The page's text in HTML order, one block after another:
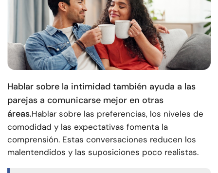
Hablar sobre la intimidad también ayuda a las
parejas a comunicarse mejor en otras
áreas.Hablar sobre las preferencias, los niveles de
comodidad y las expectativas fomenta la
comprensión. Estas conversaciones reducen los
malentendidos y las suposiciones poco realistas.